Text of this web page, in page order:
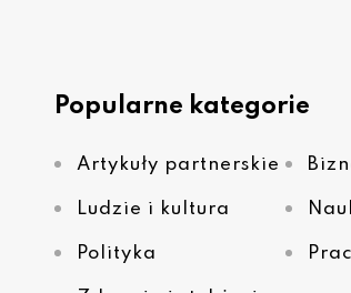
Popularne kategorie
Artykuły partnerskie
Ludzie i kultura
Polityka